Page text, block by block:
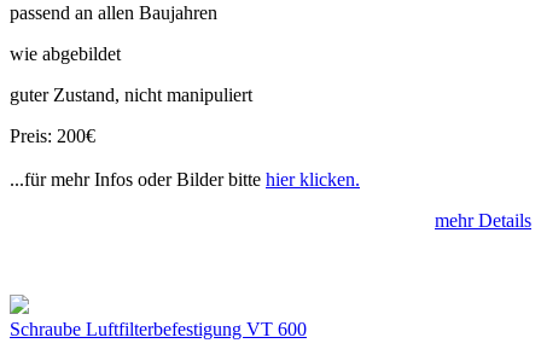
passend an allen Baujahren
wie abgebildet
guter Zustand, nicht manipuliert
Preis: 200€
...für mehr Infos oder Bilder bitte hier klicken.
mehr Details
Schraube Luftfilterbefestigung VT 600